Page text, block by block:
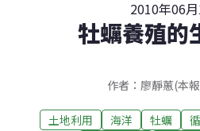
2010年06
牡蠣養殖的
作者：廖靜蕙(本
土地利用 海洋 牡蠣